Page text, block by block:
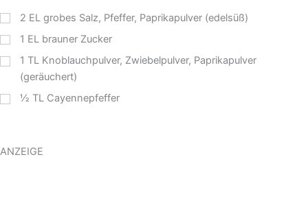
2 EL grobes Salz, Pfeffer, Paprikapulver (edelsüß)
1 EL brauner Zucker
1 TL Knoblauchpulver, Zwiebelpulver, Paprikapulver
(geräuchert)
½ TL Cayennepfeffer
ANZEIGE